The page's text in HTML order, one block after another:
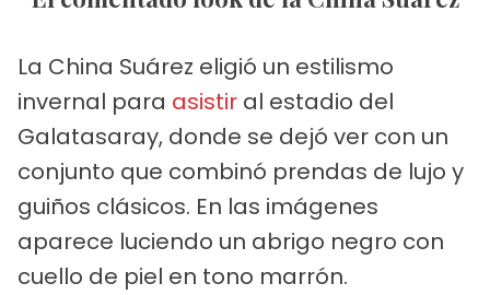
La China Suárez eligió un estilismo
invernal para asistir al estadio del
Galatasaray, donde se dejó ver con un
conjunto que combinó prendas de lujo y
guiños clásicos. En las imágenes
aparece luciendo un abrigo negro con
cuello de piel en tono marrón.